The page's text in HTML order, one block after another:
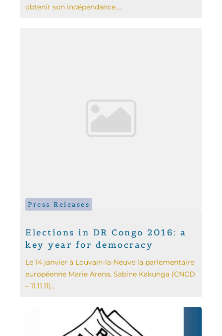
obtenir son indépendance....
Press Releases
Elections in DR Congo 2016: a
key year for democracy
Le 14 janvier à Louvain-la-Neuve la parlementaire
européenne Marie Arena, Sabine Kakunga (CNCD
– 11.11.11)...